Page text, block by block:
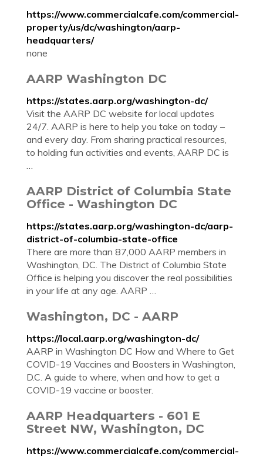
https://www.commercialcafe.com/commercial-
property/us/dc/washington/aarp-
headquarters/
none
AARP Washington DC
https://states.aarp.org/washington-dc/
Visit the AARP DC website for local updates
24/7. AARP is here to help you take on today –
and every day. From sharing practical resources,
to holding fun activities and events, AARP DC is
…
AARP District of Columbia State
Office - Washington DC
https://states.aarp.org/washington-dc/aarp-
district-of-columbia-state-office
There are more than 87,000 AARP members in
Washington, DC. The District of Columbia State
Office is helping you discover the real possibilities
in your life at any age. AARP …
Washington, DC - AARP
https://local.aarp.org/washington-dc/
AARP in Washington DC How and Where to Get
COVID-19 Vaccines and Boosters in Washington,
D.C. A guide to where, when and how to get a
COVID-19 vaccine or booster.
AARP Headquarters - 601 E
Street NW, Washington, DC
https://www.commercialcafe.com/commercial-